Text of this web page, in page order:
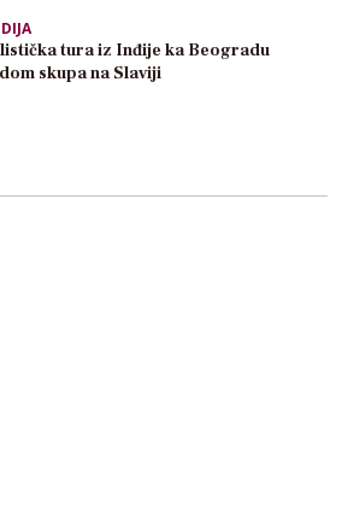
tura iz Inđije ka Beogradu
skupa na Slaviji